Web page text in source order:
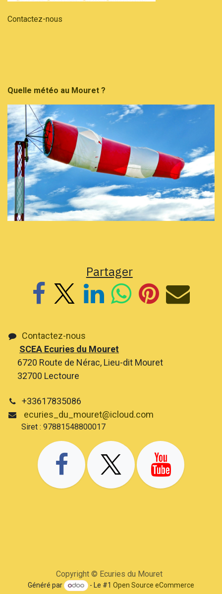
Contactez-nous
Quelle météo au Mouret ?
Partager
Contactez-nous
SCEA Ecuries du Mouret
6720 Route de Nérac, Lieu-dit Mouret
32700 Lectoure
+33617835086
ecuries_du_mouret@icloud.com
Siret : 97881548800017
Copyright © Ecuries du Mouret
Généré par - Le #1 Open Source eCommerce